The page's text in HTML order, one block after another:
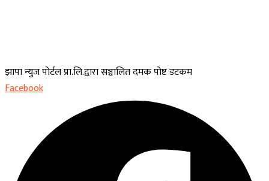
झापा न्युज पोर्टल प्रा.लि.द्वारा सञ्चालित दमक पोष्ट डटकम
Facebook